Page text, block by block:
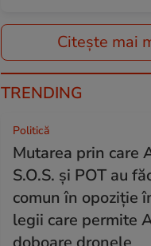
Citește mai
TRENDING
Politică
Mutarea prin care
S.O.S. și POT au
comun în opoziție
legii care permite